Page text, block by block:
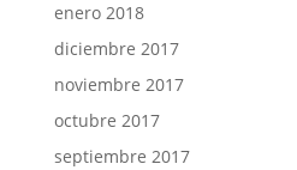
enero 2018
diciembre 2017
noviembre 2017
octubre 2017
septiembre 2017